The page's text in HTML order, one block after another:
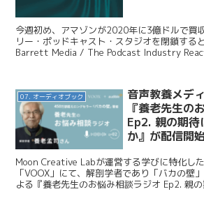
今週初め、アマゾンが2020年に3億ドルで買
リー・ポッドキャスト・スタジオを閉鎖する
Barrett Media / The Podcast Industry
07. オーディオブック
音声教養メデ
『養老先生の
Ep2. 親の期待
か』が配信開
Moon Creative Labが運営する学びに特化し
「VOOX」にて、解剖学者であり「バカの壁
よる『養老先生のお悩み相談ラジオ Ep2. 親